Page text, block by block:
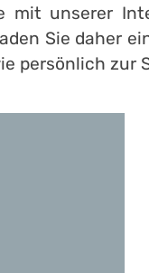
mit unserer
Sie daher
persönlich zur